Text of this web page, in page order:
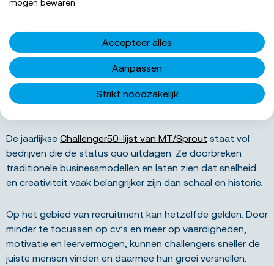
concurrentievoordeel op te bouwen’, zegt Magielsen.
‘Werknemers die zich continu kunnen ontwikkelen, groeien
mee met de snelheid van de onderneming.’
De Challenger50 als voorbeeld
De jaarlijkse Challenger50-lijst van MT/Sprout staat vol
bedrijven die de status quo uitdagen. Ze doorbreken
traditionele businessmodellen en laten zien dat snelheid
en creativiteit vaak belangrijker zijn dan schaal en historie.
Op het gebied van recruitment kan hetzelfde gelden. Door
minder te focussen op cv’s en meer op vaardigheden,
motivatie en leervermogen, kunnen challengers sneller de
juiste mensen vinden en daarmee hun groei versnellen.
mogen bewaren.
Accepteer alles
Aanpassen
Strikt noodzakelijk